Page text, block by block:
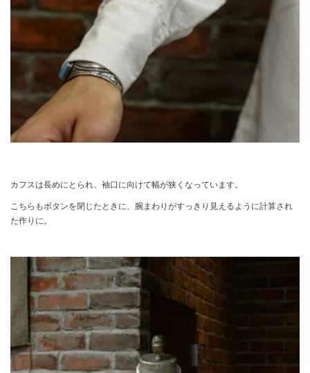
カフスは長めにとられ、袖口に向けて幅が狭くなっています。
こちらもボタンを閉じたときに、腕まわりがすっきり見えるように計算され
た作りに。